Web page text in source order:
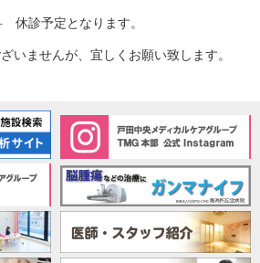
診予定となります。
いませんが、宜しくお願い致します。